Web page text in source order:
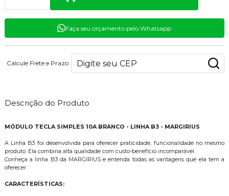
Faça seu orçamento pelo Whatsapp
Calcule Frete e Prazo
Descrição do Produto
MÓDULO TECLA SIMPLES 10A BRANCO - LINHA B3 - MARGIRIUS
A Linha B3 foi desenvolvida para oferecer praticidade, funcionalidade no mesmo
produto. Ela combina alta qualidade com custo-benefício incomparável.
Conheça a linha B3 da MARGIRIUS e entenda todas as vantagens que ela tem a
oferecer.
CARACTERÍSTICAS: